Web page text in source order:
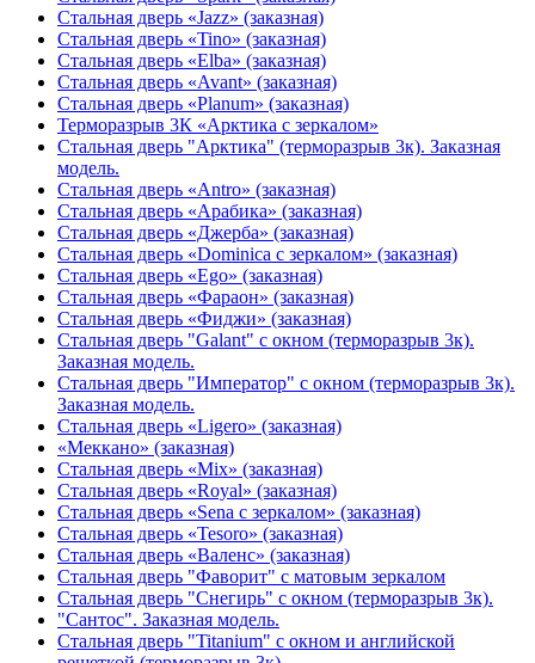
Стальная дверь «Jazz» (заказная)
Стальная дверь «Tino» (заказная)
Стальная дверь «Elba» (заказная)
Стальная дверь «Avant» (заказная)
Стальная дверь «Planum» (заказная)
Терморазрыв 3К «Арктика с зеркалом»
Стальная дверь "Арктика" (терморазрыв 3к). Заказная
модель.
Стальная дверь «Antro» (заказная)
Стальная дверь «Арабика» (заказная)
Стальная дверь «Джерба» (заказная)
Стальная дверь «Dominica с зеркалом» (заказная)
Стальная дверь «Ego» (заказная)
Стальная дверь «Фараон» (заказная)
Стальная дверь «Фиджи» (заказная)
Стальная дверь "Galant" с окном (терморазрыв 3к).
Заказная модель.
Стальная дверь "Император" с окном (терморазрыв 3к).
Заказная модель.
Стальная дверь «Ligero» (заказная)
«Меккано» (заказная)
Стальная дверь «Mix» (заказная)
Стальная дверь «Royal» (заказная)
Стальная дверь «Sena с зеркалом» (заказная)
Стальная дверь «Tesoro» (заказная)
Стальная дверь «Валенс» (заказная)
Стальная дверь "Фаворит" с матовым зеркалом
Стальная дверь "Снегирь" с окном (терморазрыв 3к).
"Сантос". Заказная модель.
Стальная дверь "Titanium" с окном и английской